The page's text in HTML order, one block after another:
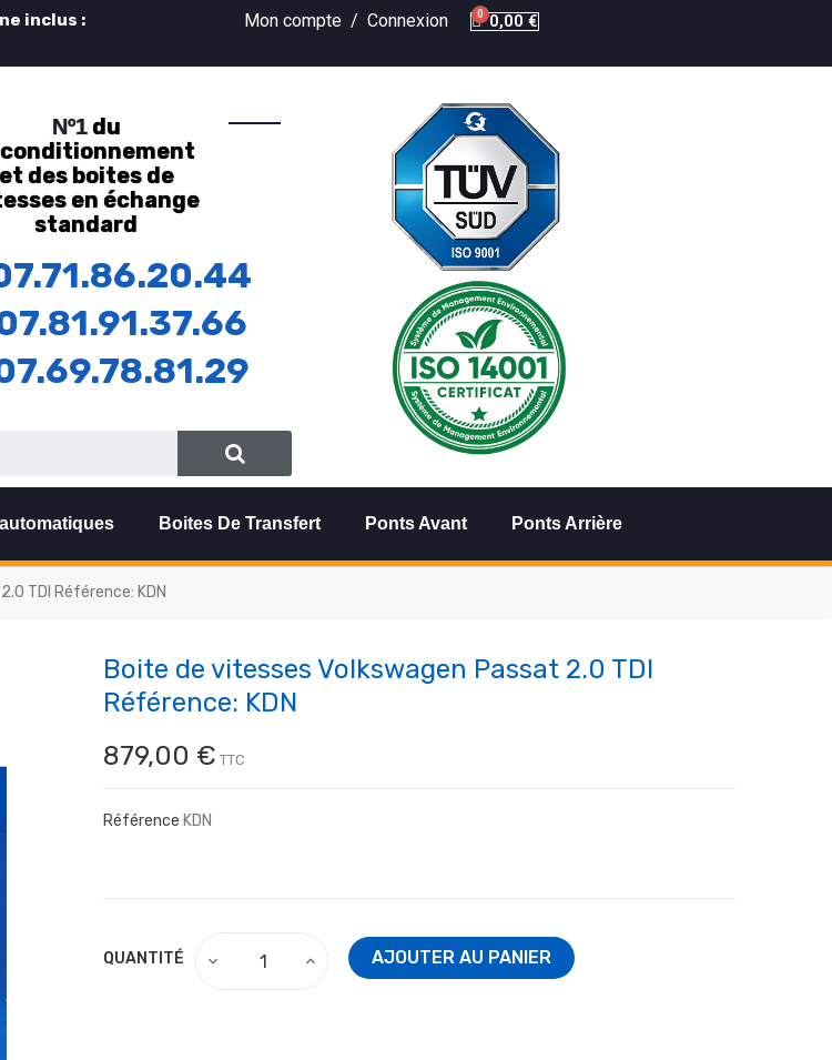
inclus :
Mon compte / Connexion 0,00 €
Nº1du
et des boites de
en échange
standard
Boites De Transfert Ponts Avant Ponts Arrière
TDI Référence: KDN
Boite de vitesses Volkswagen Passat 2.0 TDI
Référence: KDN
879,00 € TTC
Référence KDN
QUANTITÉ AJOUTER AU PANIER